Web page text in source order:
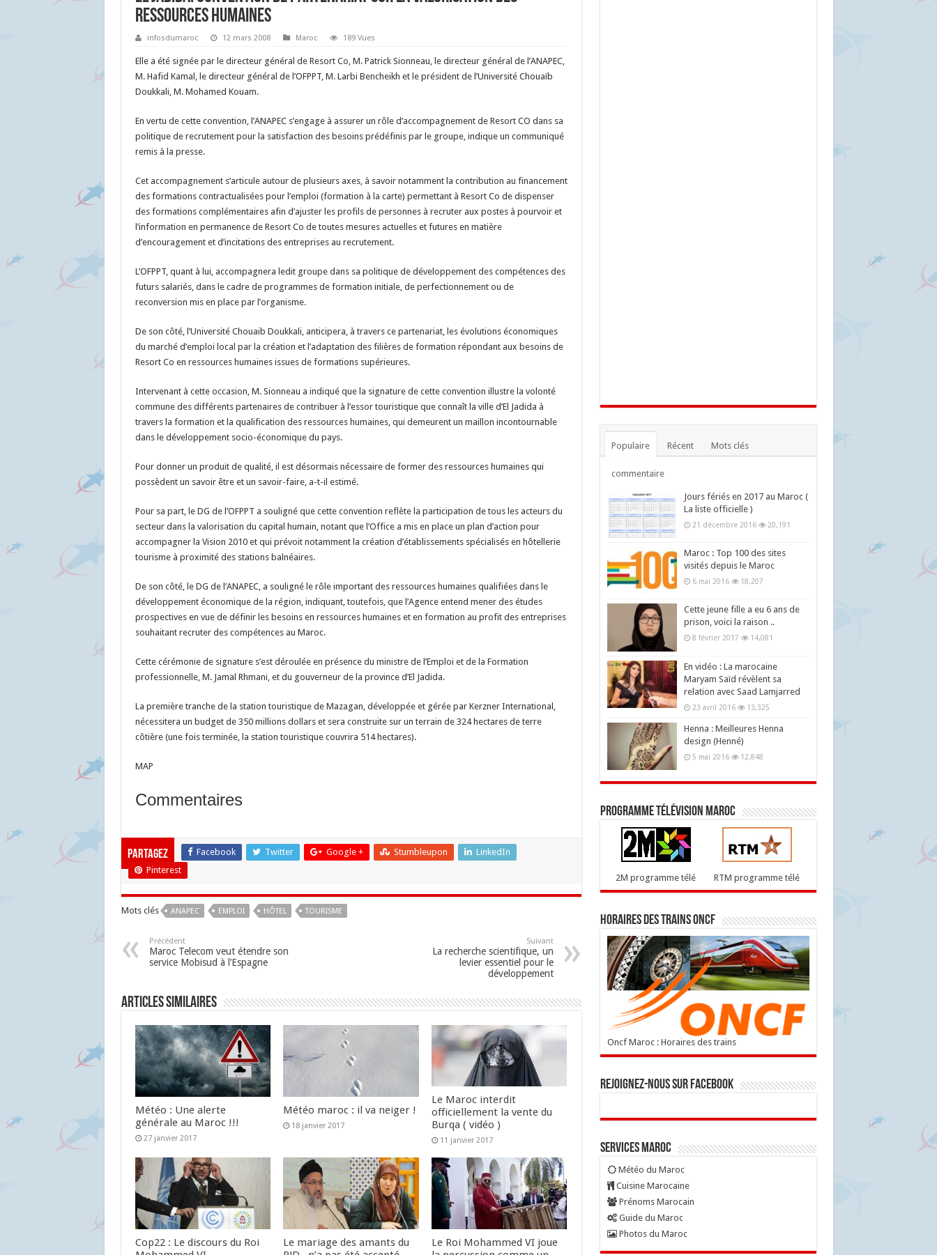
ressources humaines
infosdumaroc 12 mars 2008 Maroc 189 Vues
Elle a été signée par le directeur général de Resort Co, M. Patrick Sionneau, le directeur général de l’ANAPEC,
M. Hafid Kamal, le directeur général de l’OFPPT, M. Larbi Bencheikh et le président de l’Université Chouaïb
Doukkali, M. Mohamed Kouam.
En vertu de cette convention, l’ANAPEC s’engage à assurer un rôle d’accompagnement de Resort CO dans sa
politique de recrutement pour la satisfaction des besoins prédéfinis par le groupe, indique un communiqué
remis à la presse.
Cet accompagnement s’articule autour de plusieurs axes, à savoir notamment la contribution au financement
des formations contractualisées pour l’emploi (formation à la carte) permettant à Resort Co de dispenser
des formations complémentaires afin d’ajuster les profils de personnes à recruter aux postes à pourvoir et
l’information en permanence de Resort Co de toutes mesures actuelles et futures en matière
d’encouragement et d’incitations des entreprises au recrutement.
L’OFPPT, quant à lui, accompagnera ledit groupe dans sa politique de développement des compétences des
futurs salariés, dans le cadre de programmes de formation initiale, de perfectionnement ou de
reconversion mis en place par l’organisme.
De son côté, l’Université Chouaib Doukkali, anticipera, à travers ce partenariat, les évolutions économiques
du marché d’emploi local par la création et l’adaptation des filières de formation répondant aux besoins de
Resort Co en ressources humaines issues de formations supérieures.
Intervenant à cette occasion, M. Sionneau a indiqué que la signature de cette convention illustre la volonté
commune des différents partenaires de contribuer à l’essor touristique que connaît la ville d’El Jadida à
travers la formation et la qualification des ressources humaines, qui demeurent un maillon incontournable
dans le développement socio-économique du pays.
Pour donner un produit de qualité, il est désormais nécessaire de former des ressources humaines qui
possèdent un savoir être et un savoir-faire, a-t-il estimé.
Pour sa part, le DG de l’OFPPT a souligné que cette convention reflète la participation de tous les acteurs du
secteur dans la valorisation du capital humain, notant que l’Office a mis en place un plan d’action pour
accompagner la Vision 2010 et qui prévoit notamment la création d’établissements spécialisés en hôtellerie
tourisme à proximité des stations balnéaires.
De son côté, le DG de l’ANAPEC, a souligné le rôle important des ressources humaines qualifiées dans le
développement économique de la région, indiquant, toutefois, que l’Agence entend mener des études
prospectives en vue de définir les besoins en ressources humaines et en formation au profit des entreprises
souhaitant recruter des compétences au Maroc.
Cette cérémonie de signature s’est déroulée en présence du ministre de l’Emploi et de la Formation
professionnelle, M. Jamal Rhmani, et du gouverneur de la province d’El Jadida.
La première tranche de la station touristique de Mazagan, développée et gérée par Kerzner International,
nécessitera un budget de 350 millions dollars et sera construite sur un terrain de 324 hectares de terre
côtière (une fois terminée, la station touristique couvrira 514 hectares).
MAP
Commentaires
Partagez Facebook Twitter Google + Stumbleupon
LinkedIn
Pinterest
Mots clés ANAPEC EMPLOI HÔTEL TOURISME
Précédent
Maroc Telecom veut étendre son
service Mobisud à l’Espagne
Suivant
La recherche scientifique, un
levier essentiel pour le
développement
Articles similaires
Météo : Une alerte
générale au Maroc !!!
27 janvier 2017
Météo maroc : il va neiger !
18 janvier 2017
Le Maroc interdit
officiellement la vente du
Burqa ( vidéo )
11 janvier 2017
Cop22 : Le discours du Roi
Le mariage des amants du
Le Roi Mohammed VI joue
Populaire Récent Mots clés
commentaire
Jours fériés en 2017 au Maroc (
La liste officielle )
21 décembre 2016 20,191
Maroc : Top 100 des sites
visités depuis le Maroc
6 mai 2016 18,207
Cette jeune fille a eu 6 ans de
prison, voici la raison ..
8 février 2017 14,081
En vidéo : La marocaine
Maryam Saïd révèlent sa
relation avec Saad Lamjarred
23 avril 2016 13,325
Henna : Meilleures Henna
design (Henné)
5 mai 2016 12,848
Programme télévision maroc
2M programme télé RTM programme télé
Horaires des trains ONCF
Oncf Maroc : Horaires des trains
Rejoignez-nous sur Facebook
Services Maroc
Météo du Maroc
Cuisine Marocaine
Prénoms Marocain
Guide du Maroc
Photos du Maroc